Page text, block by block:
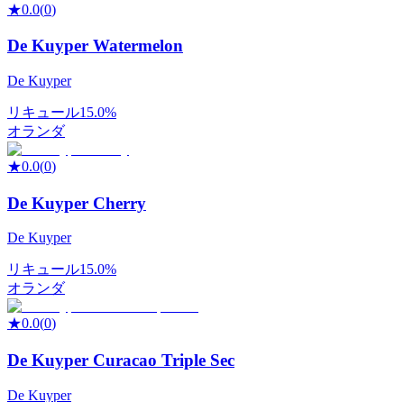
★0.0(0)
De Kuyper Watermelon
De Kuyper
リキュール15.0%
オランダ
★0.0(0)
De Kuyper Cherry
De Kuyper
リキュール15.0%
オランダ
★0.0(0)
De Kuyper Curacao Triple Sec
De Kuyper